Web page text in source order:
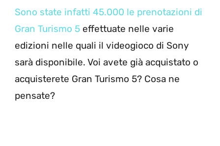
Sono state infatti 45.000 le prenotazioni di
Gran Turismo 5 effettuate nelle varie
edizioni nelle quali il videogioco di Sony
sarà disponibile. Voi avete già acquistato o
acquisterete Gran Turismo 5? Cosa ne
pensate?